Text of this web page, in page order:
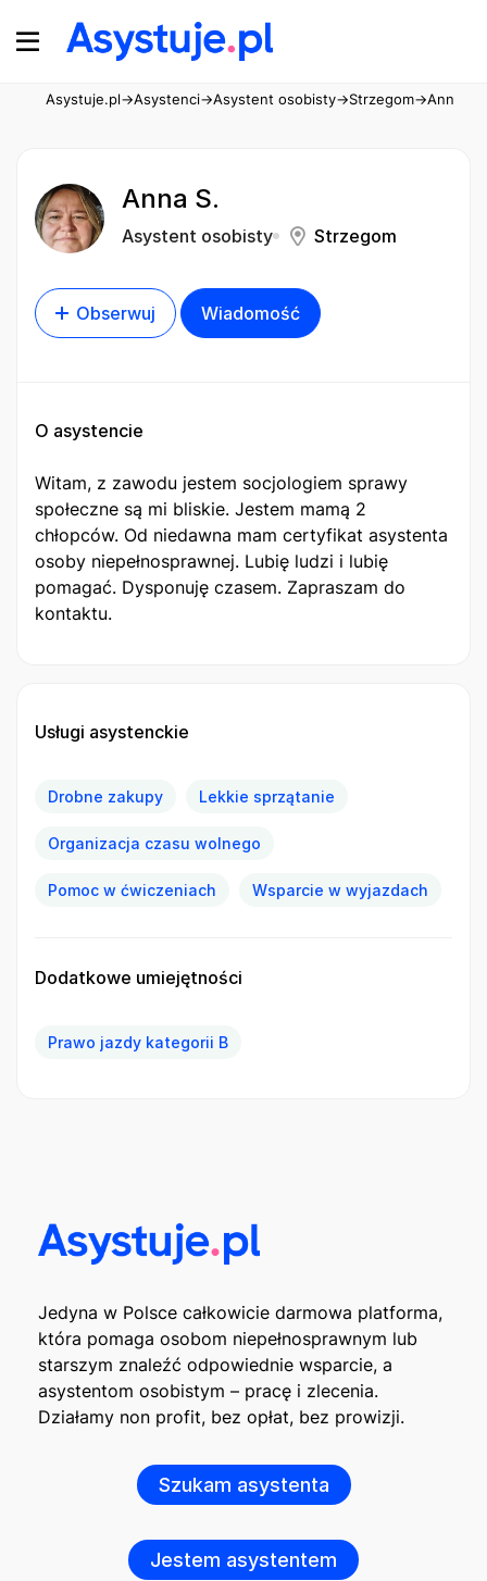
Asystuje.pl→Asystenci→Asystent osobisty→Strzegom→Anna S.
Anna S.
Asystent osobisty Strzegom
Obserwuj Wiadomość
O asystencie
Witam, z zawodu jestem socjologiem sprawy
społeczne są mi bliskie. Jestem mamą 2
chłopców. Od niedawna mam certyfikat asystenta
osoby niepełnosprawnej. Lubię ludzi i lubię
pomagać. Dysponuję czasem. Zapraszam do
kontaktu.
Usługi asystenckie
Drobne zakupy Lekkie sprzątanie
Organizacja czasu wolnego
Pomoc w ćwiczeniach Wsparcie w wyjazdach
Dodatkowe umiejętności
Prawo jazdy kategorii B
Jedyna w Polsce całkowicie darmowa platforma,
która pomaga osobom niepełnosprawnym lub
starszym znaleźć odpowiednie wsparcie, a
asystentom osobistym – pracę i zlecenia.
Działamy non profit, bez opłat, bez prowizji.
Szukam asystenta
Jestem asystentem